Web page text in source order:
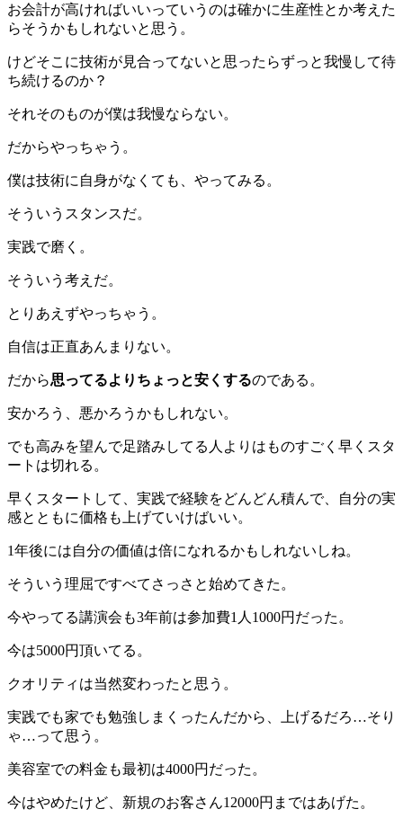
お会計が高ければいいっていうのは確かに生産性とか考えた
らそうかもしれないと思う。
けどそこに技術が見合ってないと思ったらずっと我慢して待
ち続けるのか？
それそのものが僕は我慢ならない。
だからやっちゃう。
僕は技術に自身がなくても、やってみる。
そういうスタンスだ。
実践で磨く。
そういう考えだ。
とりあえずやっちゃう。
自信は正直あんまりない。
だから思ってるよりちょっと安くするのである。
安かろう、悪かろうかもしれない。
でも高みを望んで足踏みしてる人よりはものすごく早くスタ
ートは切れる。
早くスタートして、実践で経験をどんどん積んで、自分の実
感とともに価格も上げていけばいい。
1年後には自分の価値は倍になれるかもしれないしね。
そういう理屈ですべてさっさと始めてきた。
今やってる講演会も3年前は参加費1人1000円だった。
今は5000円頂いてる。
クオリティは当然変わったと思う。
実践でも家でも勉強しまくったんだから、上げるだろ…そり
ゃ…って思う。
美容室での料金も最初は4000円だった。
今はやめたけど、新規のお客さん12000円まではあげた。